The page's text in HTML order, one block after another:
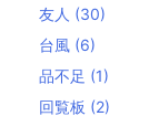
友人 (30)
台風 (6)
品不足 (1)
回覧板 (2)